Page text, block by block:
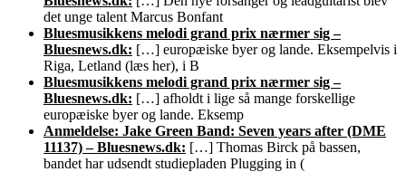
det unge talent Marcus Bonfant
Bluesmusikkens melodi grand prix nærmer sig –
Bluesnews.dk: […] europæiske byer og lande. Eksempelvis i
Riga, Letland (læs her), i B
Bluesmusikkens melodi grand prix nærmer sig –
Bluesnews.dk: […] afholdt i lige så mange forskellige
europæiske byer og lande. Eksemp
Anmeldelse: Jake Green Band: Seven years after (DME
11137) – Bluesnews.dk: […] Thomas Birck på bassen,
bandet har udsendt studiepladen Plugging in (